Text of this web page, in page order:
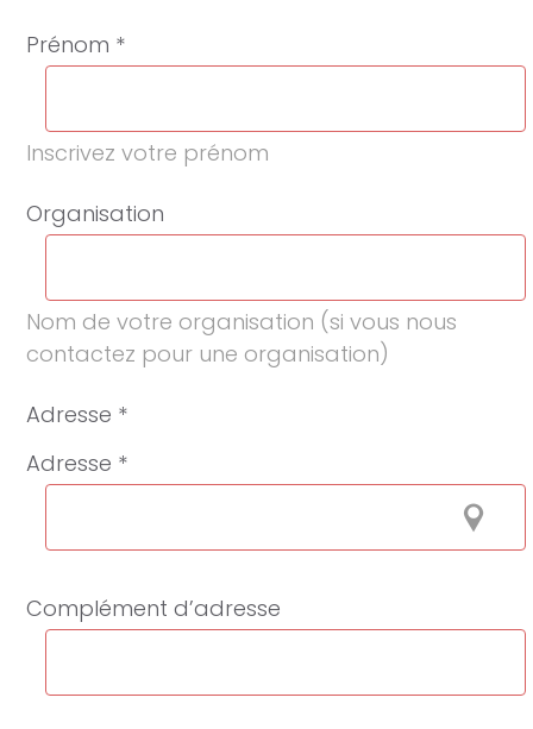
Prénom *
Inscrivez votre prénom
Organisation
Nom de votre organisation (si vous nous
contactez pour une organisation)
Adresse *
Adresse *
Complément d’adresse